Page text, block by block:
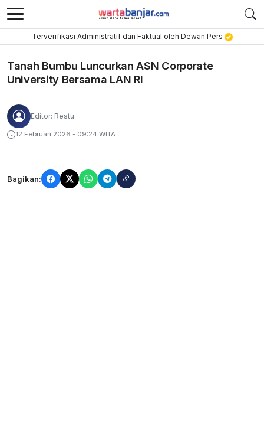
Terverifikasi Administratif dan Faktual oleh Dewan Pers
Tanah Bumbu Luncurkan ASN Corporate
University Bersama LAN RI
Editor: Restu
12 Februari 2026 - 09:24 WITA
Bagikan: